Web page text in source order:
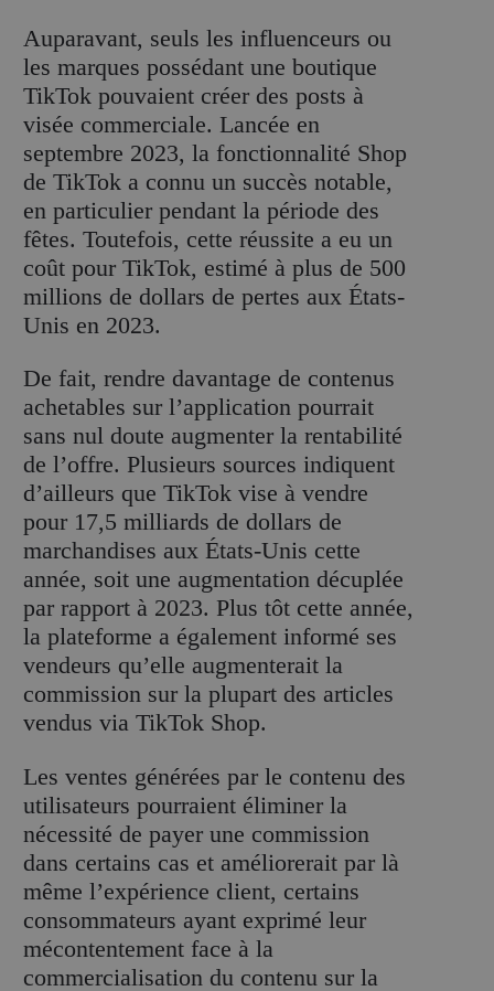
Auparavant, seuls les influenceurs ou
les marques possédant une boutique
TikTok pouvaient créer des posts à
visée commerciale. Lancée en
septembre 2023, la fonctionnalité Shop
de TikTok a connu un succès notable,
en particulier pendant la période des
fêtes. Toutefois, cette réussite a eu un
coût pour TikTok, estimé à plus de 500
millions de dollars de pertes aux États-
Unis en 2023.
De fait, rendre davantage de contenus
achetables sur l’application pourrait
sans nul doute augmenter la rentabilité
de l’offre. Plusieurs sources indiquent
d’ailleurs que TikTok vise à vendre
pour 17,5 milliards de dollars de
marchandises aux États-Unis cette
année, soit une augmentation décuplée
par rapport à 2023. Plus tôt cette année,
la plateforme a également informé ses
vendeurs qu’elle augmenterait la
commission sur la plupart des articles
vendus via TikTok Shop.
Les ventes générées par le contenu des
utilisateurs pourraient éliminer la
nécessité de payer une commission
dans certains cas et améliorerait par là
même l’expérience client, certains
consommateurs ayant exprimé leur
mécontentement face à la
commercialisation du contenu sur la